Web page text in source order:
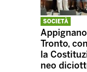
SOCIETÀ
Appignano
Tronto,
la
neo